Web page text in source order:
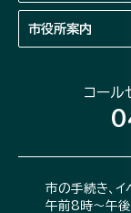
市役所案内
コール
市の手続き、
午前8時～午